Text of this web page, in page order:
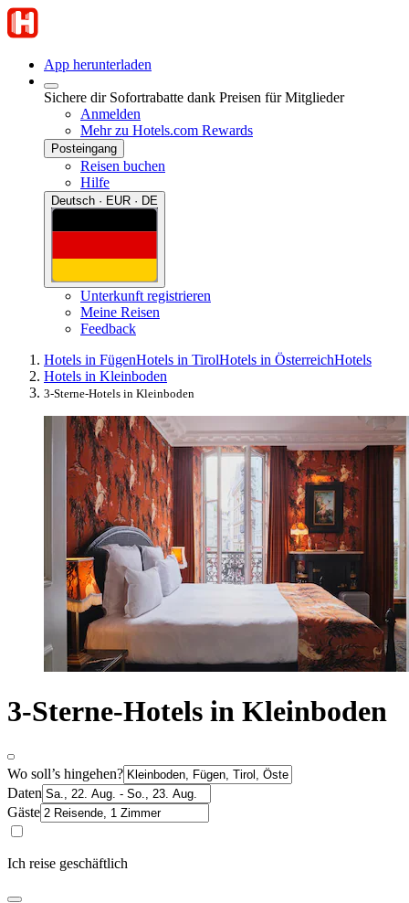
App herunterladen
Sichere dir Sofortrabatte dank Preisen für Mitglieder
Anmelden
Mehr zu Hotels.com Rewards
Posteingang
Reisen buchen
Hilfe
Deutsch · EUR · DE
Unterkunft registrieren
Meine Reisen
Feedback
Hotels in FügenHotels in TirolHotels in ÖsterreichHotels
Hotels in Kleinboden
3-Sterne-Hotels in Kleinboden
3-Sterne-Hotels in Kleinboden
Wo soll’s hingehen?
Daten
Gäste
Ich reise geschäftlich